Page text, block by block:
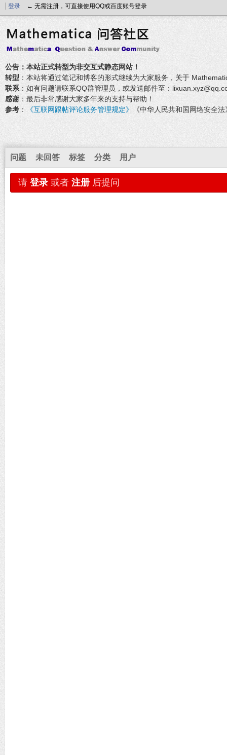
登录 ← 无需注册，可直接使用QQ或百度账号登录
公告：本站正式转型为非交互式静态网站！
转型 ：本站将通过笔记和博客的形式继续为大家服务，关于
联系 ：如有问题请联系QQ群管理员，或发送邮件至：
感谢 ：最后非常感谢大家多年来的支持与帮助！
参考 ： 《互联网跟帖评论服务管理规定》 《中华人民共和国网络安全
问题 未回答 标签 分类 用户
请 登录 或者 注册 后提问